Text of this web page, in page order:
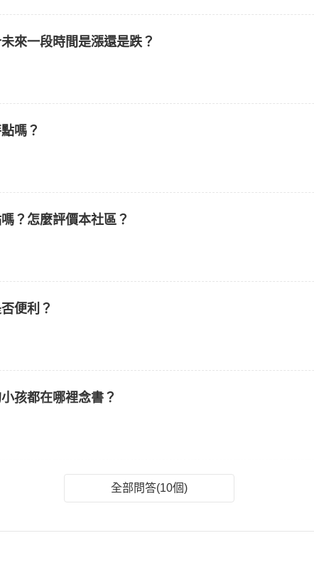
來一段時間是漲還是跌？
嗎？
？怎麼評價本社區？
便利？
孩都在哪裡念書？
全部問答(10個)